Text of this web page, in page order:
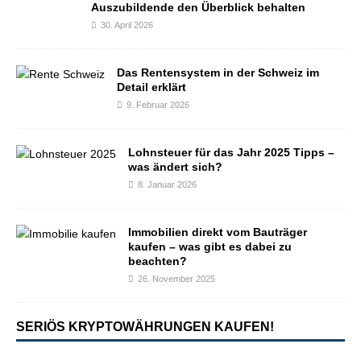
Auszubildende den Überblick behalten
30. April 2026
Das Rentensystem in der Schweiz im
Detail erklärt
9. Februar 2026
Lohnsteuer für das Jahr 2025 Tipps –
was ändert sich?
8. Januar 2026
Immobilien direkt vom Bauträger
kaufen – was gibt es dabei zu
beachten?
26. November 2025
SERIÖS KRYPTOWÄHRUNGEN KAUFEN!